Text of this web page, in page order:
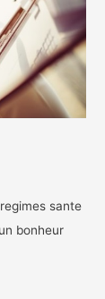
sante
bonheur